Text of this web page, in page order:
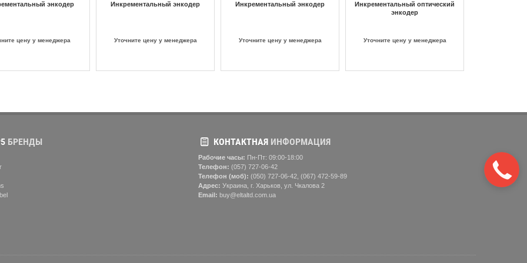
энкодер
цену у менеджера
Инкрементальный энкодер
Уточните цену у менеджера
Инкрементальный энкодер
Уточните цену у менеджера
Инкрементальный оптический
энкодер
Уточните цену у менеджера
БРЕНДЫ КОНТАКТНАЯИНФОРМАЦИЯ
Рабочие часы: Пн-Пт: 09:00-18:00
Телефон: (057) ‎727-06-42
Телефон (моб): (050) 727-06-42, (067) 472-59-89
Адрес: Украина, г. Харьков, ул. Чкалова 2
Email: buy@eltaltd.com.ua
Закажите
звонок